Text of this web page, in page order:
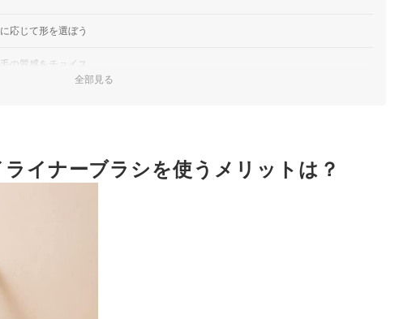
応じて形を選ぼう
の質感をチョイス
気ランキング
もチェック
もチェック！
全部見る
イナーブラシを使うメリットは？